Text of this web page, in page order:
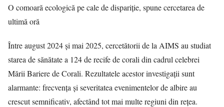
O comoară ecologică pe cale de dispariție, spune cercetarea de
ultimă oră
Între august 2024 și mai 2025, cercetătorii de la AIMS au studiat
starea de sănătate a 124 de recife de corali din cadrul celebrei
Mării Bariere de Corali. Rezultatele acestor investigații sunt
alarmante: frecvența și severitatea evenimentelor de albire au
crescut semnificativ, afectând tot mai multe regiuni din rețea.